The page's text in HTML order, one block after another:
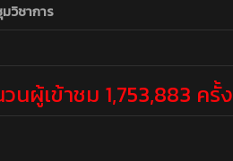
วิชาการ
นผู้เข้าชม 1,753,883 ครั้ง